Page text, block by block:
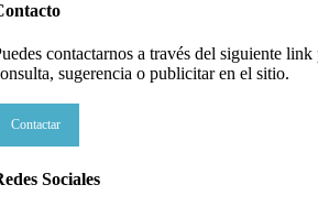
contactarnos a través del siguiente
sugerencia o publicitar en el sitio.
Contactar
Sociales